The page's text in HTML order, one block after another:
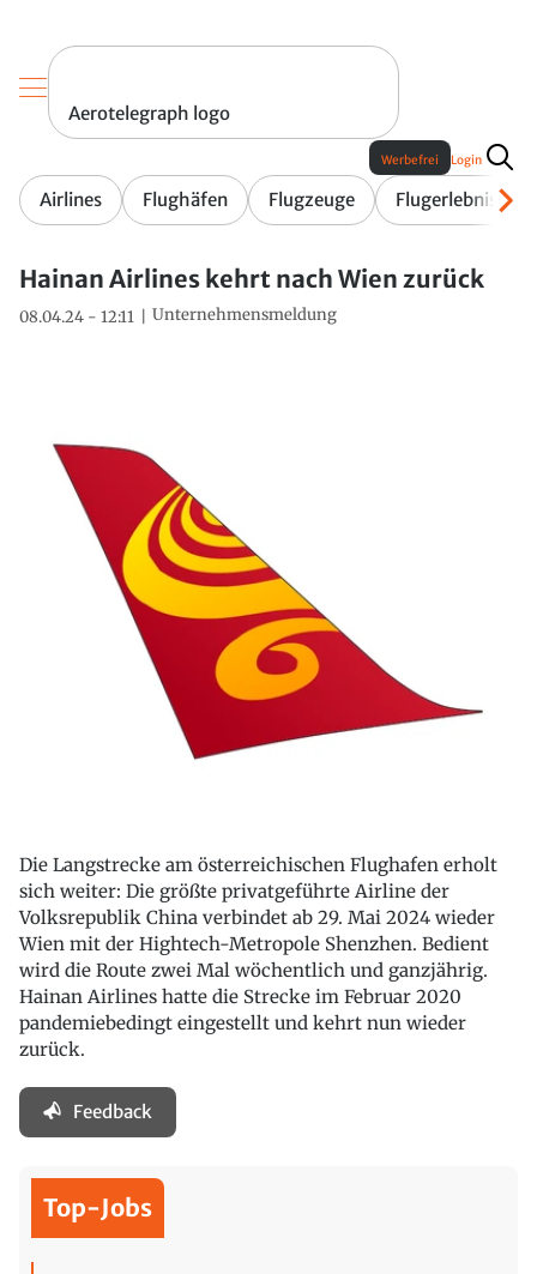
Aerotelegraph logo
Airlines Flughäfen Flugzeuge Flugerlebnis
Werbefrei Login
Hainan Airlines kehrt nach Wien zurück
08.04.24 - 12:11 Unternehmensmeldung
Die Langstrecke am österreichischen Flughafen erholt
sich weiter: Die größte privatgeführte Airline der
Volksrepublik China verbindet ab 29. Mai 2024 wieder
Wien mit der Hightech-Metropole Shenzhen. Bedient
wird die Route zwei Mal wöchentlich und ganzjährig.
Hainan Airlines hatte die Strecke im Februar 2020
pandemiebedingt eingestellt und kehrt nun wieder
zurück.
Feedback
Top-Jobs